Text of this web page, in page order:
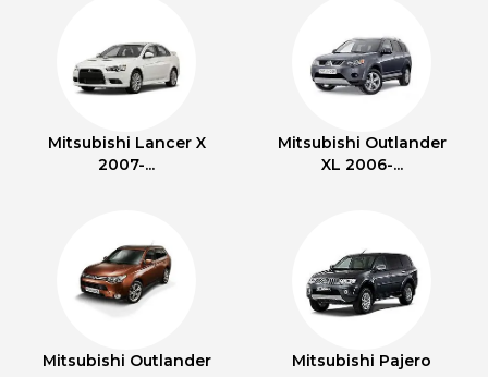
Mitsubishi Lancer X
2007-...
Mitsubishi Outlander
XL 2006-...
Mitsubishi Outlander
Mitsubishi Pajero